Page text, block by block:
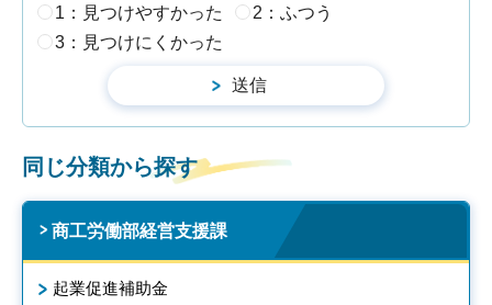
1：見つけやすかった
2：ふつう
3：見つけにくかった
同じ分類から探す
商工労働部経営支援課
起業促進補助金